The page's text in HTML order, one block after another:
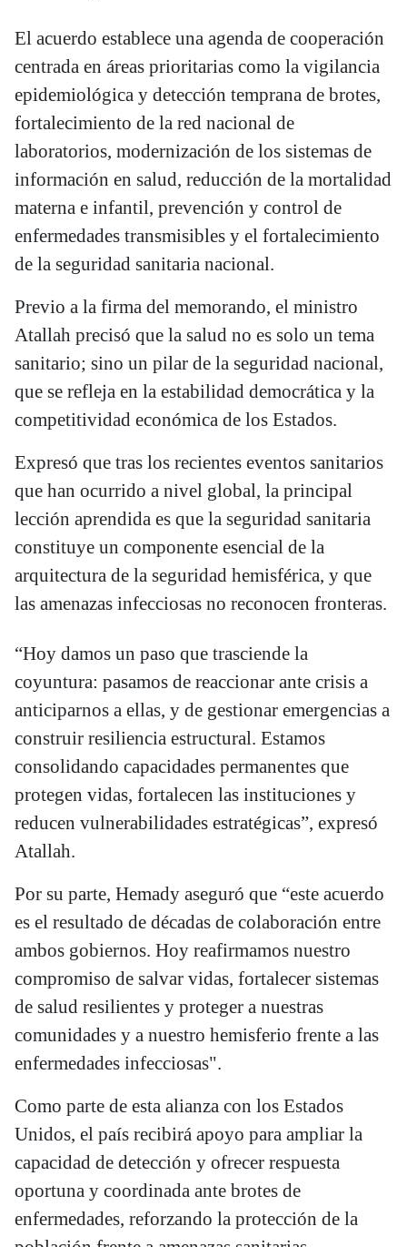
El acuerdo establece una agenda de cooperación
centrada en áreas prioritarias como la vigilancia
epidemiológica y detección temprana de brotes,
fortalecimiento de la red nacional de
laboratorios, modernización de los sistemas de
información en salud, reducción de la mortalidad
materna e infantil, prevención y control de
enfermedades transmisibles y el fortalecimiento
de la seguridad sanitaria nacional.
Previo a la firma del memorando, el ministro
Atallah precisó que la salud no es solo un tema
sanitario; sino un pilar de la seguridad nacional,
que se refleja en la estabilidad democrática y la
competitividad económica de los Estados.
Expresó que tras los recientes eventos sanitarios
que han ocurrido a nivel global, la principal
lección aprendida es que la seguridad sanitaria
constituye un componente esencial de la
arquitectura de la seguridad hemisférica, y que
las amenazas infecciosas no reconocen fronteras.
“Hoy damos un paso que trasciende la
coyuntura: pasamos de reaccionar ante crisis a
anticiparnos a ellas, y de gestionar emergencias a
construir resiliencia estructural. Estamos
consolidando capacidades permanentes que
protegen vidas, fortalecen las instituciones y
reducen vulnerabilidades estratégicas”, expresó
Atallah.
Por su parte, Hemady aseguró que “este acuerdo
es el resultado de décadas de colaboración entre
ambos gobiernos. Hoy reafirmamos nuestro
compromiso de salvar vidas, fortalecer sistemas
de salud resilientes y proteger a nuestras
comunidades y a nuestro hemisferio frente a las
enfermedades infecciosas".
Como parte de esta alianza con los Estados
Unidos, el país recibirá apoyo para ampliar la
capacidad de detección y ofrecer respuesta
oportuna y coordinada ante brotes de
enfermedades, reforzando la protección de la